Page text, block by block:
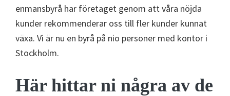
enmansbyrå har företaget genom att våra nöjda
kunder rekommenderar oss till fler kunder kunnat
växa. Vi är nu en byrå på nio personer med kontor i
Stockholm.
Här hittar ni några av de